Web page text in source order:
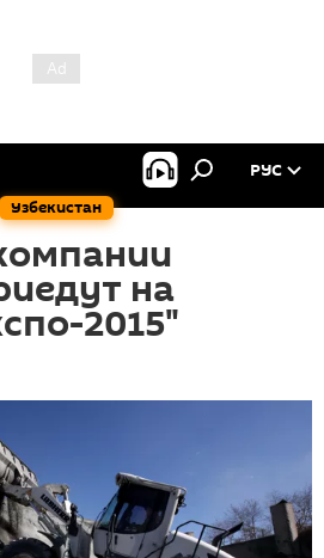
Узбекистан
РУС
на
2015"